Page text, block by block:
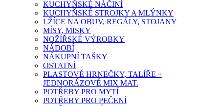
KUCHYŇSKÉ NÁČINÍ
KUCHYŇSKÉ STROJKY A MLÝNKY
LŽÍCE NA OBUV, REGÁLY, STOJANY
MÍSY, MISKY
NOŽÍŘSKÉ VÝROBKY
NÁDOBÍ
NÁKUPNÍ TAŠKY
OSTATNÍ
PLASTOVÉ HRNEČKY, TALÍŘE +
JEDNORÁZOVÉ MIX MAT.
POTŘEBY PRO MYTÍ
POTŘEBY PRO PEČENÍ